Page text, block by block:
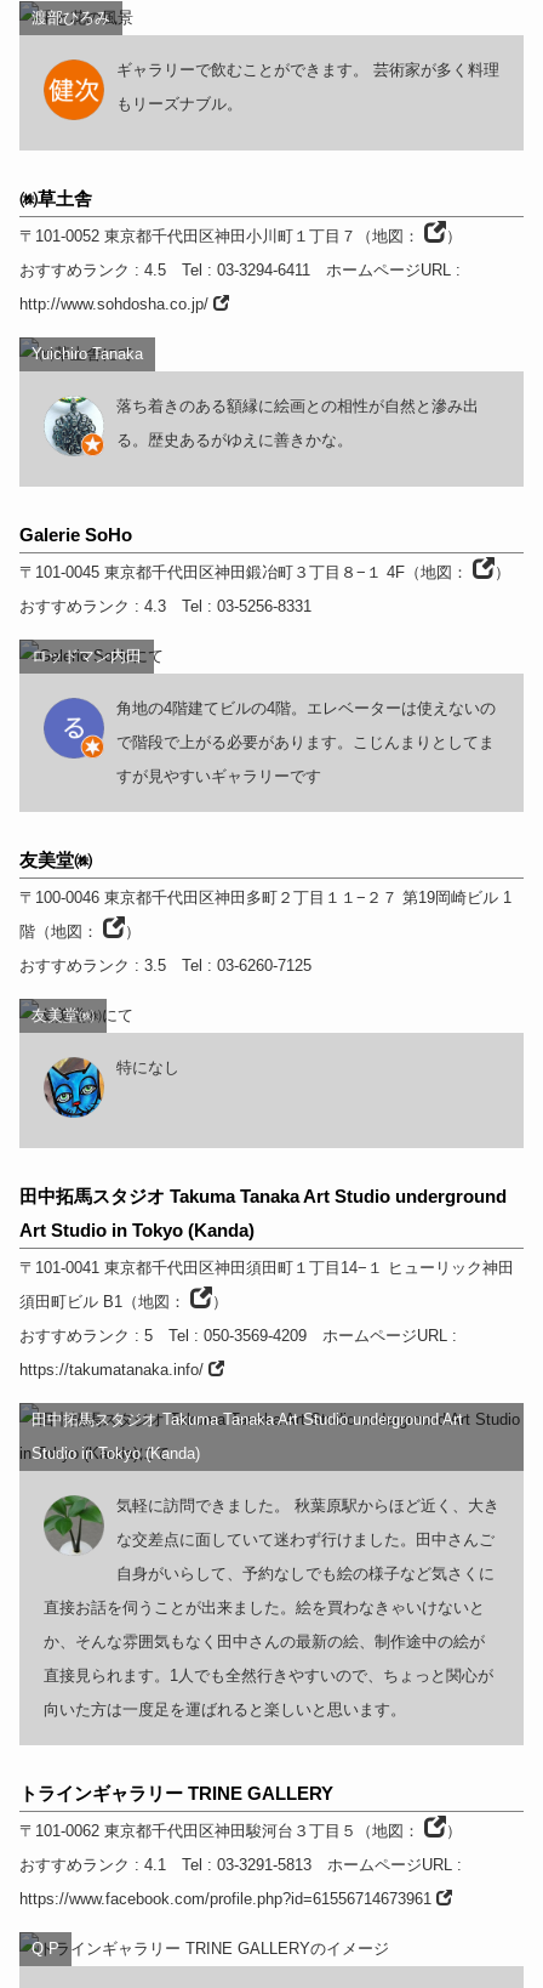
渡部ひろみ
ギャラリーで飲むことができます。 芸術家が多く料理
もリーズナブル。
㈱草土舎
〒101-0052 東京都千代田区神田小川町１丁目７ （地図：
）
おすすめランク : 4.5 Tel : 03-3294-6411 ホームページURL:
http://www.sohdosha.co.jp/
Yuichiro Tanaka
落ち着きのある額縁に絵画との相性が自然と滲み出
る。歴史あるがゆえに善きかな。
Galerie SoHo
〒101-0045 東京都千代田区神田鍛冶町３丁目８−１ 4F（地図：
）
おすすめランク : 4.3 Tel : 03-5256-8331
ロッドマン内田
角地の4階建てビルの4階。エレベーターは使えないの
で階段で上がる必要があります。こじんまりとしてま
すが見やすいギャラリーです
友美堂㈱
〒100-0046 東京都千代田区神田多町２丁目１１−２７ 第19岡崎ビル 1
階（地図：
）
おすすめランク : 3.5 Tel : 03-6260-7125
友美堂㈱
特になし
田中拓馬スタジオ Takuma Tanaka Art Studio underground
Art Studio in Tokyo (Kanda)
〒101-0041 東京都千代田区神田須田町１丁目14−１ ヒューリック神田
須田町ビル B1（地図：
）
おすすめランク : 5 Tel : 050-3569-4209 ホームページURL:
https://takumatanaka.info/
田中拓馬スタジオ Takuma Tanaka Art Studio underground Art
Studio in Tokyo (Kanda)
気軽に訪問できました。 秋葉原駅からほど近く、大き
な交差点に面していて迷わず行けました。田中さんご
自身がいらして、予約なしでも絵の様子など気さくに
直接お話を伺うことが出来ました。絵を買わなきゃいけないと
か、そんな雰囲気もなく田中さんの最新の絵、制作途中の絵が
直接見られます。1人でも全然行きやすいので、ちょっと関心が
向いた方は一度足を運ばれると楽しいと思います。
トラインギャラリー TRINE GALLERY
〒101-0062 東京都千代田区神田駿河台３丁目５ （地図：
）
おすすめランク : 4.1 Tel : 03-3291-5813 ホームページURL:
https://www.facebook.com/profile.php?id=61556714673961
Q Р